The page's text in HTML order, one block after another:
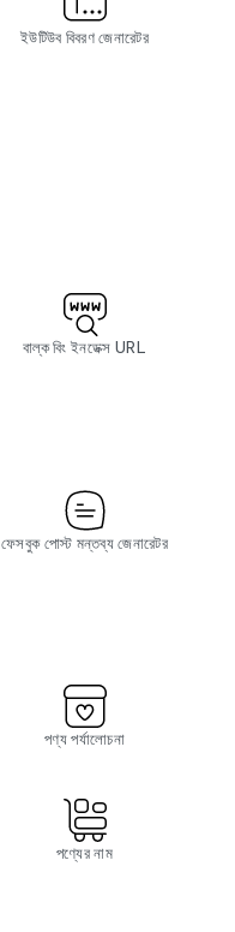
ইউটিউব বিবরণ জেনারেটর
বাল্ক বিং ইনডেক্স URL
ফেসবুক পোস্ট মন্তব্য জেনারেটর
পণ্য পর্যালোচনা
পণ্যের নাম